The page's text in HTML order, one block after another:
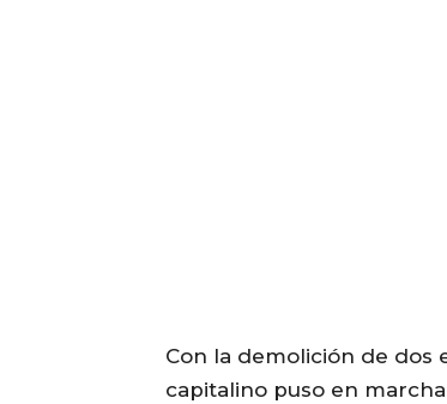
Con la demolición de dos
capitalino puso en